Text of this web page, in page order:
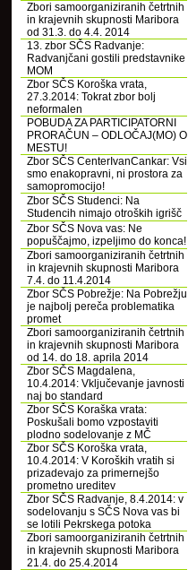
Zbori samoorganiziranih četrtnih
in krajevnih skupnosti Maribora
od 31.3. do 4.4. 2014
13. zbor SČS Radvanje:
Radvanjčani gostili predstavnike
MOM
Zbor SČS Koroška vrata,
27.3.2014: Tokrat zbor bolj
neformalen
POBUDA ZA PARTICIPATORNI
PRORAČUN – ODLOČAJ(MO) O
MESTU!
Zbor SČS CenterIvanCankar: Vsi
smo enakopravni, ni prostora za
samopromocijo!
Zbor SČS Studenci: Na
Studencih nimajo otroških igrišč
Zbor SČS Nova vas: Ne
popuščajmo, izpeljimo do konca!
Zbori samoorganiziranih četrtnih
in krajevnih skupnosti Maribora
7.4. do 11.4.2014
Zbor SČS Pobrežje: Na Pobrežju
je najbolj pereča problematika
promet
Zbori samoorganiziranih četrtnih
in krajevnih skupnosti Maribora
od 14. do 18. aprila 2014
Zbor SČS Magdalena,
10.4.2014: Vključevanje javnosti
naj bo standard
Zbor SČS Koraška vrata:
Poskušali bomo vzpostaviti
plodno sodelovanje z MČ
Zbor SČS Koroška vrata,
10.4.2014: V Koroških vratih si
prizadevajo za primernejšo
prometno ureditev
Zbor SČS Radvanje, 8.4.2014: v
sodelovanju s SČS Nova vas bi
se lotili Pekrskega potoka
Zbori samoorganiziranih četrtnih
in krajevnih skupnosti Maribora
21.4. do 25.4.2014